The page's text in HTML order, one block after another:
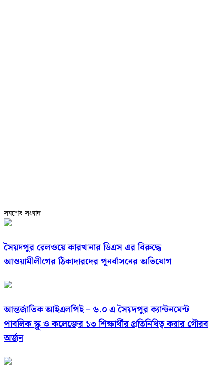
সবশেষ সংবাদ
সৈয়দপুর রেলওয়ে কারখানার ডিএস এর বিরুদ্ধে
আওয়ামীলীগের ঠিকাদারদের পূনর্বাসনের অভিযোগ
আন্তর্জাতিক আইএলপিই – ৬.০ এ সৈয়দপুর ক্যান্টনমেন্ট
পাবলিক স্ক্লু ও কলেজের ১৩ শিক্ষার্থীর প্রতিনিধিত্ব করার গৌরব
অর্জন